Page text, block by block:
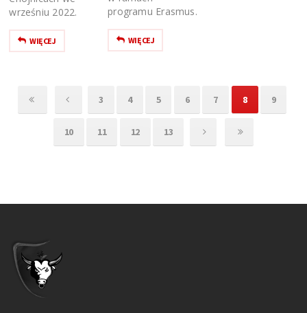
wrześniu 2022.
WIĘCEJ
programu Erasmus.
WIĘCEJ
3 4 5 6 7 8 9
10 11 12 13